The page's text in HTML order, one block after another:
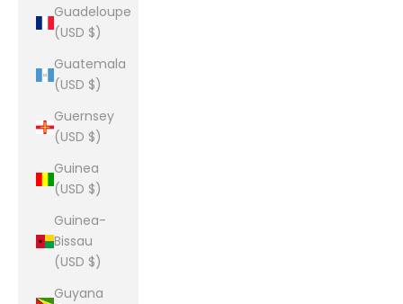
Guadeloupe
(USD $)
Guatemala
(USD $)
Guernsey
(USD $)
Guinea
(USD $)
Guinea-
Bissau
(USD $)
Guyana